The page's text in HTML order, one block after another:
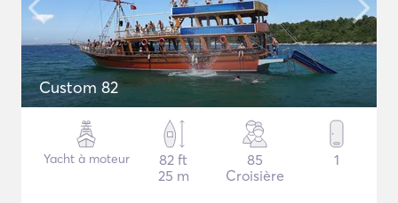
Custom 82
Yacht à moteur
82 ft
25 m
85
Croisière
1